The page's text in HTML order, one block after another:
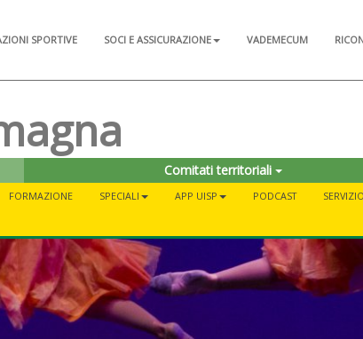
SPORTIVE SOCI E ASSICURAZIONE VADEMECUM
Comitati territoriali
FORMAZIONE SPECIALI APP UISP PODCAST